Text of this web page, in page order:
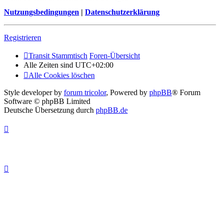
Nutzungsbedingungen | Datenschutzerklärung
Registrieren
Transit Stammtisch Foren-Übersicht
Alle Zeiten sind UTC+02:00
Alle Cookies löschen
Style developer by forum tricolor, Powered by phpBB® Forum
Software © phpBB Limited
Deutsche Übersetzung durch phpBB.de